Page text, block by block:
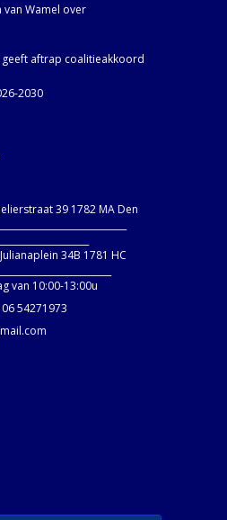
Wamel over
aftrap coalitieakkoord
2030
39 1782 MA Den
34B 1781 HC
van 10:00-13:00u
54271973